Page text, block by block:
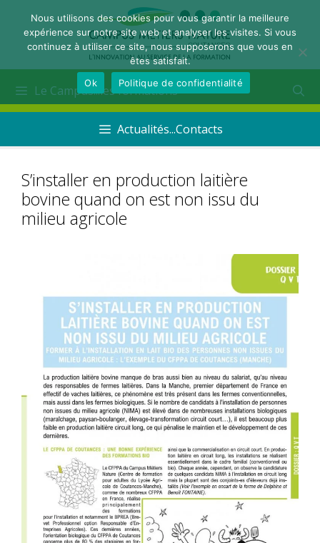
Le Campus...les formations
Actualités...Contacts
S’installer en production laitière
bovine quand on est non issu du
milieu agricole
Nous utilisons des cookies pour vous garantir la meilleure
expérience sur notre site web et analyser les visites. Si vous
continuez à utiliser ce site, nous supposerons que vous en
êtes satisfait.
Ok
Politique de confidentialité